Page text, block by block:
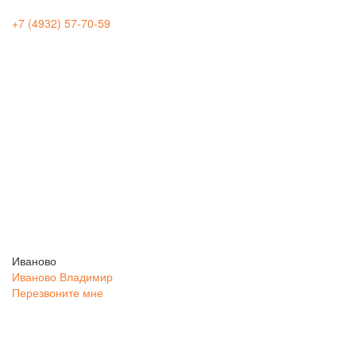
+7 (4932) 57-70-59
Иваново
Иваново Владимир
Перезвоните мне